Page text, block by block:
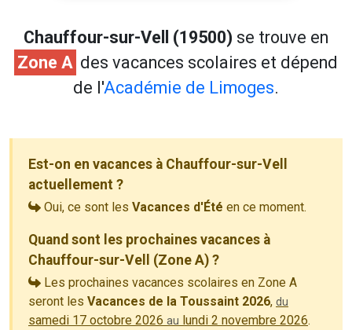
Chauffour-sur-Vell (19500) se trouve en
Zone A des vacances scolaires et dépend
de l'Académie de Limoges.
Est-on en vacances à Chauffour-sur-Vell
actuellement ?
Oui, ce sont les Vacances d'Été en ce moment.
Quand sont les prochaines vacances à
Chauffour-sur-Vell (Zone A) ?
Les prochaines vacances scolaires en Zone A
seront les Vacances de la Toussaint 2026, du
samedi 17 octobre 2026 au lundi 2 novembre 2026.